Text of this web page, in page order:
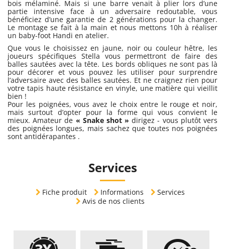
bois mélaminé. Mais si une barre venait à plier lors d’une
partie intensive face à un adversaire redoutable, vous
bénéficiez d’une garantie de 2 générations pour la changer.
Le montage se fait à la main et nous mettons 10h à réaliser
un baby-foot Handi en atelier.
Que vous le choisissez en jaune, noir ou couleur hêtre, les
joueurs spécifiques Stella vous permettront de faire des
balles sautées avec la tête. Les bords obliques ne sont pas là
pour décorer et vous pouvez les utiliser pour surprendre
l’adversaire avec des balles sautées. Et ne craignez rien pour
votre tapis haute résistance en vinyle, une matière qui vieillit
bien !
Pour les poignées, vous avez le choix entre le rouge et noir,
mais surtout d’opter pour la forme qui vous convient le
mieux. Amateur de « Snake shot » dirigez - vous plutôt vers
des poignées longues, mais sachez que toutes nos poignées
sont antidérapantes .
Services
Fiche produit Informations
Services
Avis de nos clients